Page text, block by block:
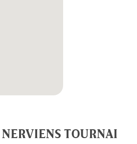
TOURNAI